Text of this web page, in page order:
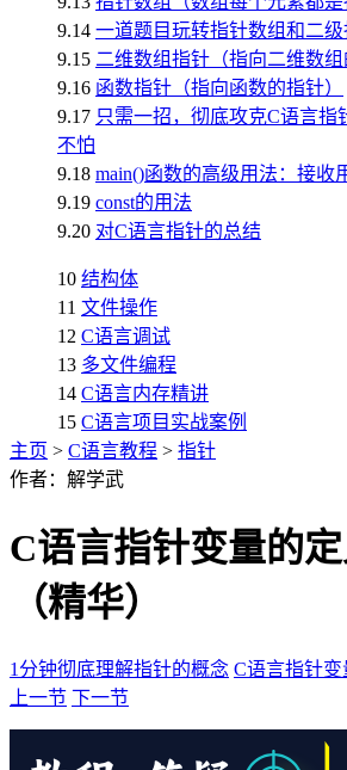
9.14 一道题目玩转指针数组和二
9.15 二维数组指针（指向二维数组
9.16 函数指针（指向函数的指针）
9.17 只需一招，彻底攻克C语言指
不怕
9.18 main()函数的高级用法：接收
9.19 const的用法
9.20 对C语言指针的总结
10 结构体
11 文件操作
12 C语言调试
13 多文件编程
14 C语言内存精讲
15 C语言项目实战案例
主页 > C语言教程 > 指针
作者：解学武
C语言指针变量的
（精华）
1分钟彻底理解指针的概念 C语言指针
上一节 下一节